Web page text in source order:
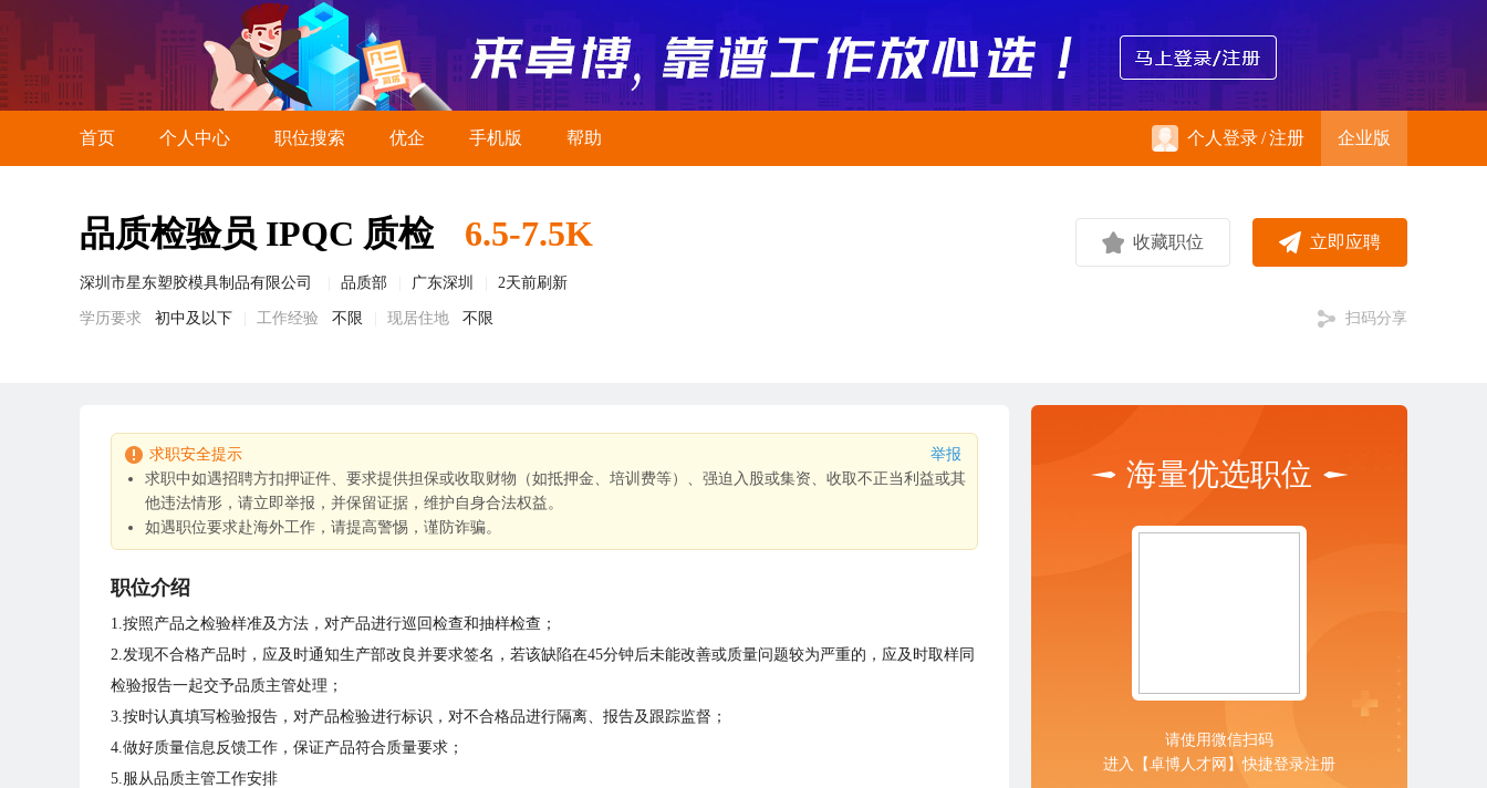
首页 个人中心 职位搜索 优企 手机版 帮助 个人登录/注册 企业版
品质检验员 IPQC 质检 6.5-7.5K
深圳市星东塑胶模具制品有限公司 品质部 广东深圳 2天前刷新
学历要求 初中及以下 工作经验 不限 现居住地 不限
收藏职位 立即应聘
扫码分享
求职安全提示
举报
求职中如遇招聘方扣押证件、要求提供担保或收取财物（如抵押金、培训费等）、强迫入股或集资、收取不正当利益或其
他违法情形，请立即举报，并保留证据，维护自身合法权益。
如遇职位要求赴海外工作，请提高警惕，谨防诈骗。
职位介绍
1.按照产品之检验样准及方法，对产品进行巡回检查和抽样检查；
2.发现不合格产品时，应及时通知生产部改良并要求签名，若该缺陷在45分钟后未能改善或质量问题较为严重的，应及时取样同
检验报告一起交予品质主管处理；
3.按时认真填写检验报告，对产品检验进行标识，对不合格品进行隔离、报告及跟踪监督；
4.做好质量信息反馈工作，保证产品符合质量要求；
5.服从品质主管工作安排
海量优选职位
请使用微信扫码
进入【卓博人才网】快捷登录注册